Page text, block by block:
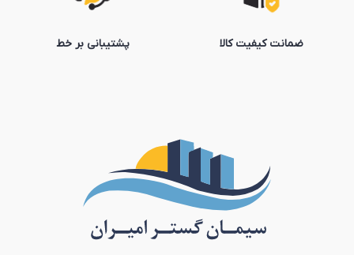
ضمانت کیفیت کالا پشتیبانی بر خط